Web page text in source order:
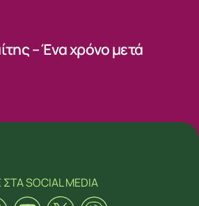
– Ένα χρόνο μετά
ΣΤΑ SOCIAL MEDIA